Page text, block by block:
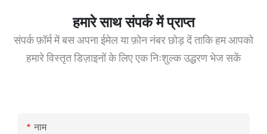
हमारे साथ संपर्क में प्राप्त
संपर्क फ़ॉर्म में बस अपना ईमेल या फ़ोन नंबर छोड़ दें ताकि हम आपको
हमारे विस्तृत डिज़ाइनों के लिए एक निःशुल्क उद्धरण भेज सकें
नाम